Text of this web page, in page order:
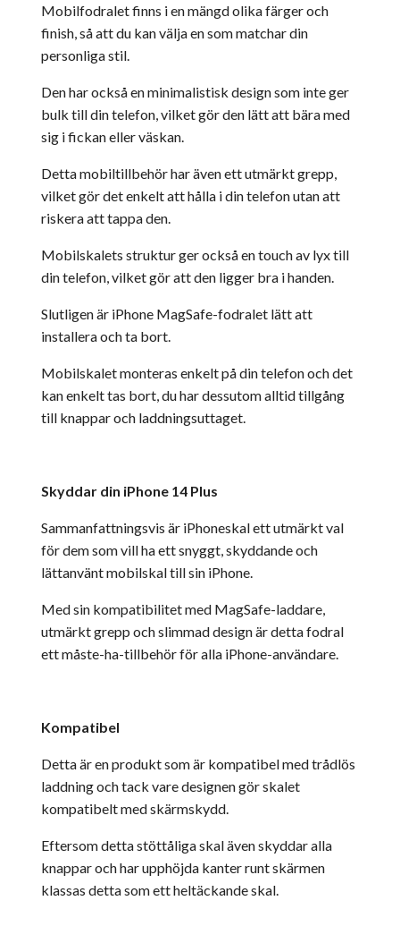
Mobilfodralet finns i en mängd olika färger och
finish, så att du kan välja en som matchar din
personliga stil.
Den har också en minimalistisk design som inte ger
bulk till din telefon, vilket gör den lätt att bära med
sig i fickan eller väskan.
Detta mobiltillbehör har även ett utmärkt grepp,
vilket gör det enkelt att hålla i din telefon utan att
riskera att tappa den.
Mobilskalets struktur ger också en touch av lyx till
din telefon, vilket gör att den ligger bra i handen.
Slutligen är iPhone MagSafe-fodralet lätt att
installera och ta bort.
Mobilskalet monteras enkelt på din telefon och det
kan enkelt tas bort, du har dessutom alltid tillgång
till knappar och laddningsuttaget.
Skyddar din iPhone 14 Plus
Sammanfattningsvis är iPhoneskal ett utmärkt val
för dem som vill ha ett snyggt, skyddande och
lättanvänt mobilskal till sin iPhone.
Med sin kompatibilitet med MagSafe-laddare,
utmärkt grepp och slimmad design är detta fodral
ett måste-ha-tillbehör för alla iPhone-användare.
Kompatibel
Detta är en produkt som är kompatibel med trådlös
laddning och tack vare designen gör skalet
kompatibelt med skärmskydd.
Eftersom detta stöttåliga skal även skyddar alla
knappar och har upphöjda kanter runt skärmen
klassas detta som ett heltäckande skal.